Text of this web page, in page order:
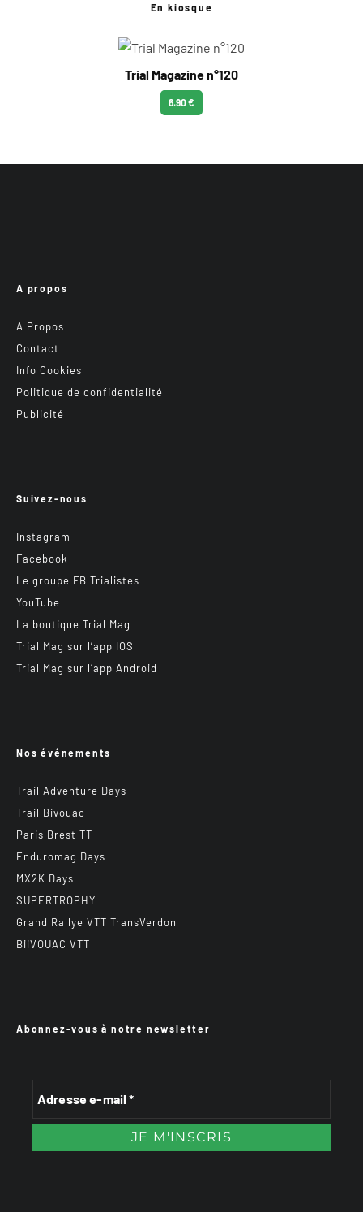
En kiosque
Trial Magazine n°120
6.90 €
A propos
A Propos
Contact
Info Cookies
Politique de confidentialité
Publicité
Suivez-nous
Instagram
Facebook
Le groupe FB Trialistes
YouTube
La boutique Trial Mag
Trial Mag sur l’app IOS
Trial Mag sur l’app Android
Nos événements
Trail Adventure Days
Trail Bivouac
Paris Brest TT
Enduromag Days
MX2K Days
SUPERTROPHY
Grand Rallye VTT TransVerdon
BiiVOUAC VTT
Abonnez-vous à notre newsletter